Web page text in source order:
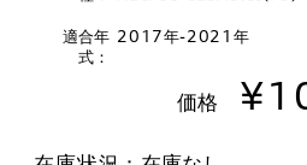
適合年
式：
2017年-2021年
価格